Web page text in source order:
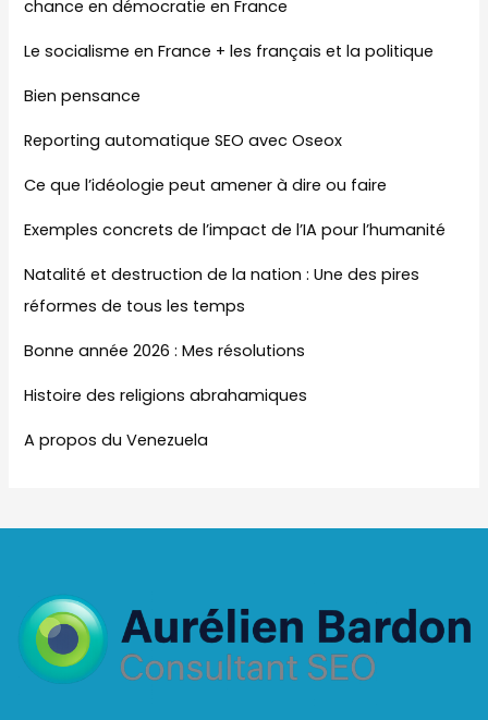
chance en démocratie en France
Le socialisme en France + les français et la politique
Bien pensance
Reporting automatique SEO avec Oseox
Ce que l’idéologie peut amener à dire ou faire
Exemples concrets de l’impact de l’IA pour l’humanité
Natalité et destruction de la nation : Une des pires
réformes de tous les temps
Bonne année 2026 : Mes résolutions
Histoire des religions abrahamiques
A propos du Venezuela